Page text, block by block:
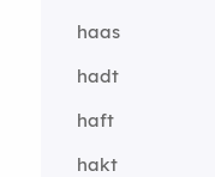
haas
hadt
haft
hakt